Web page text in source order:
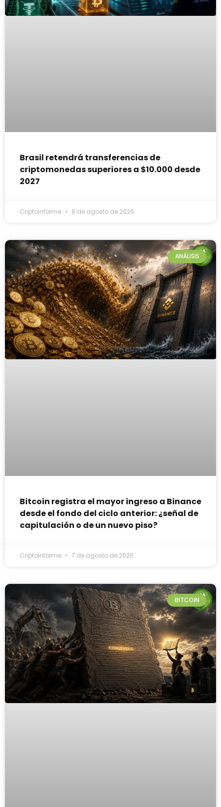
Brasil retendrá transferencias de
criptomonedas superiores a $10.000 desde
2027
Criptoinforme 8 de agosto de 2026
ANÁLISIS
Bitcoin registra el mayor ingreso a Binance
desde el fondo del ciclo anterior: ¿señal de
capitulación o de un nuevo piso?
Criptoinforme 7 de agosto de 2026
BITCOIN